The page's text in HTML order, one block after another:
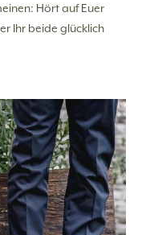
Hört auf Euer
Ihr beide glücklich